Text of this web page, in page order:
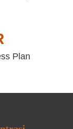
Plan